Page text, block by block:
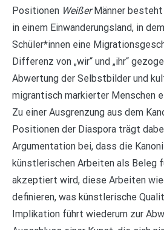
Positionen WeißerMänner
in einem Einwanderungsland, in
Schüler*innen eine
Differenz von „wir“ und „ihr“
Abwertung der Selbstbilder und
migrantisch markierter Menschen
Zu einer Ausgrenzung aus dem
Positionen der Diaspora trägt
Argumentation bei, dass die
künstlerischen Arbeiten als Beleg
akzeptiert wird, diese Arbeiten
definieren, was künstlerische
Implikation führt wiederum zur